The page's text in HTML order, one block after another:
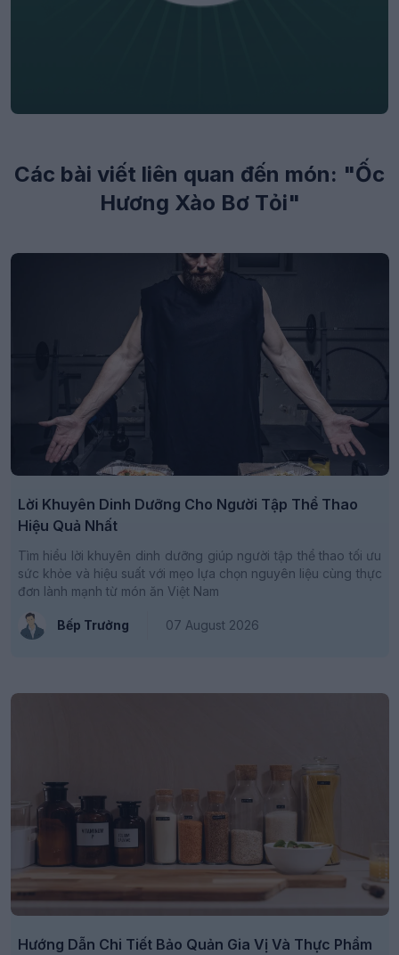
Các bài viết liên quan đến món: "Ốc
Hương Xào Bơ Tỏi"
Lời Khuyên Dinh Dưỡng Cho Người Tập Thể Thao
Hiệu Quả Nhất
Tìm hiểu lời khuyên dinh dưỡng giúp người tập thể thao tối ưu
sức khỏe và hiệu suất với mẹo lựa chọn nguyên liệu cùng thực
đơn lành mạnh từ món ăn Việt Nam
Bếp Trưởng 07 August 2026
Hướng Dẫn Chi Tiết Bảo Quản Gia Vị Và Thực Phẩm